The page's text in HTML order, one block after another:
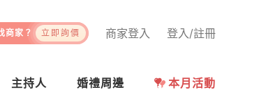
登入/註冊
商家登入
商家？ 立即詢價
主持人 婚禮周邊 本月活動